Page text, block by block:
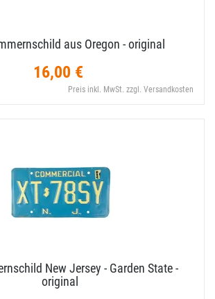
aus Oregon - original
16,00 €
Preis inkl. MwSt. zzgl. Versandkosten
New Jersey - Garden State -
original